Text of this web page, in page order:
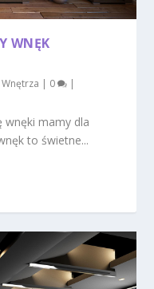
WNĘK
Wnętrza | 0 |
wnęki mamy dla
to świetne...